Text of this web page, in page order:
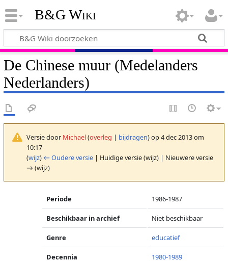
B&G Wiki
De Chinese muur (Medelanders
Nederlanders)
Versie door Michael(overleg | bijdragen)op 4 dec 2013 om
10:17
(wijz) ← Oudere versie| Huidige versie (wijz) | Nieuwere versie
→ (wijz)
Periode 1986-1987
Beschikbaar in archief Niet beschikbaar
Genre educatief
Decennia 1980-1989